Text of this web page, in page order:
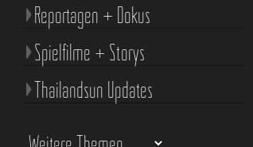
Reportagen + Dokus
Spielfilme + Storys
Thailandsun Updates